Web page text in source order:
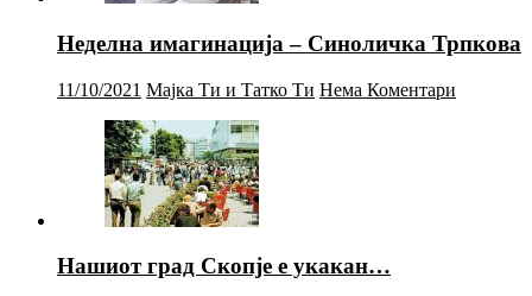
Неделна имагинација – Синоличка Трпкова
11/10/2021 Мајка Ти и Татко Ти Нема Коментари
Нашиот град Скопје е укакан…